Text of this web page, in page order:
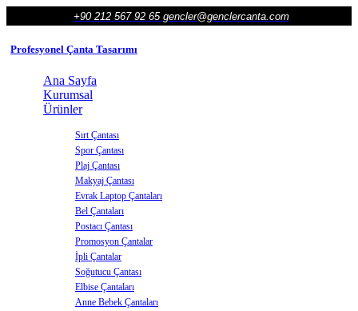
+90 212 567 92 65 gencler@genclercanta.com
Profesyonel Çanta Tasarımı
Ana Sayfa
Kurumsal
Ürünler
Sırt Çantası
Spor Çantası
Plaj Çantası
Makyaj Çantası
Evrak Laptop Çantaları
Bel Çantaları
Postacı Çantası
Promosyon Çantalar
İpli Çantalar
Soğutucu Çantası
Elbise Çantaları
Anne Bebek Çantaları